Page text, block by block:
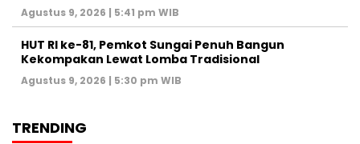
Agustus 9, 2026 | 5:41 pm WIB
HUT RI ke-81, Pemkot Sungai Penuh Bangun
Kekompakan Lewat Lomba Tradisional
Agustus 9, 2026 | 5:30 pm WIB
TRENDING